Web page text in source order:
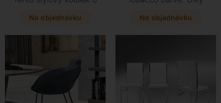
cm si můžete dopřát ve
bez nich.
Na objednávku
rozměrům 47 x 54 x 90
stylové posezení v
Na objednávku